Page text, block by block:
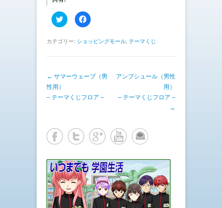
ク
リ
し
w
t
で
共
い
ウ
ィ
ウ
で
開
き
ま
す
)
F
a
b
k
有
に
は
し
て
く
い
(
新
し
い
ウ
ィ
ン
カテゴリー: ショッピングモール テーマくじ
投稿ナビゲーション
← サマーウェーブ（男
性用）
– テーマくじフロア –
アンブシュール（男性
用）
– テーマくじフロア –
→